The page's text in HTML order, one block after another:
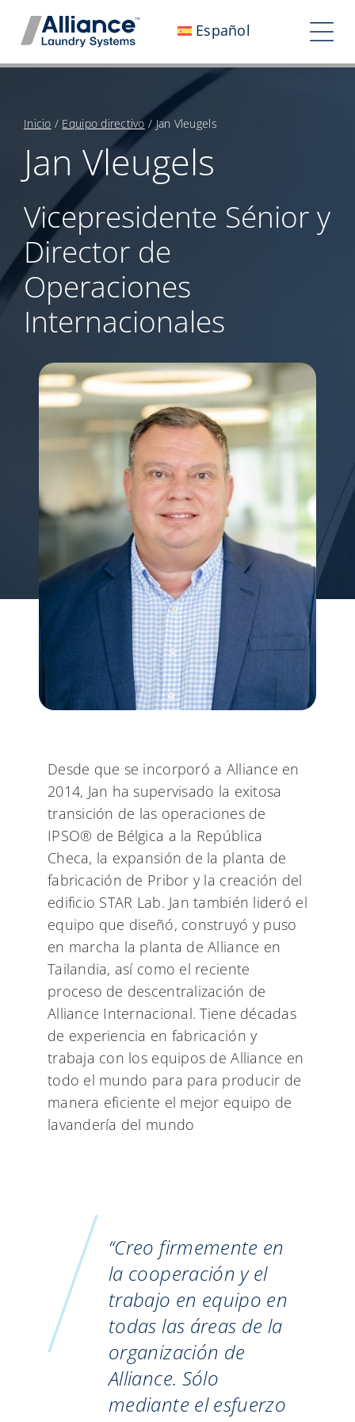
Español
Trabaja con nosotros
Nuestro impacto
Empleo
Sala de prensa
Inversores
Contáctanos
My Alliance
Inicio / Equipo directivo /Jan Vleugels
Jan Vleugels
Vicepresidente Sénior y
Director de
Operaciones
Internacionales
Desde que se incorporó a Alliance en
2014, Jan ha supervisado la exitosa
transición de las operaciones de
IPSO® de Bélgica a la República
Checa, la expansión de la planta de
fabricación de Pribor y la creación del
edificio STAR Lab. Jan también lideró el
equipo que diseñó, construyó y puso
en marcha la planta de Alliance en
Tailandia, así como el reciente
proceso de descentralización de
Alliance Internacional. Tiene décadas
de experiencia en fabricación y
trabaja con los equipos de Alliance en
todo el mundo para para producir de
manera eficiente el mejor equipo de
lavandería del mundo
“Creo firmemente en
la cooperación y el
trabajo en equipo en
todas las áreas de la
organización de
Alliance. Sólo
mediante el esfuerzo